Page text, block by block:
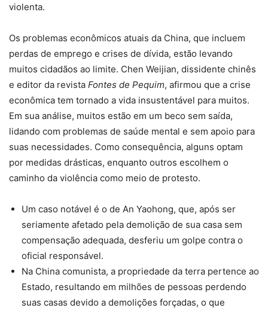
violenta.
Os problemas econômicos atuais da China, que incluem
perdas de emprego e crises de dívida, estão levando
muitos cidadãos ao limite. Chen Weijian, dissidente chinês
e editor da revista Fontes de Pequim, afirmou que a crise
econômica tem tornado a vida insustentável para muitos.
Em sua análise, muitos estão em um beco sem saída,
lidando com problemas de saúde mental e sem apoio para
suas necessidades. Como consequência, alguns optam
por medidas drásticas, enquanto outros escolhem o
caminho da violência como meio de protesto.
Um caso notável é o de An Yaohong, que, após ser
seriamente afetado pela demolição de sua casa sem
compensação adequada, desferiu um golpe contra o
oficial responsável.
Na China comunista, a propriedade da terra pertence ao
Estado, resultando em milhões de pessoas perdendo
suas casas devido a demolições forçadas, o que